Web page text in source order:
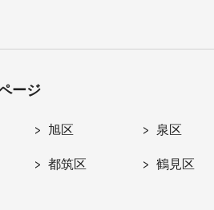
ージ
旭区 泉区
都筑区 鶴見区